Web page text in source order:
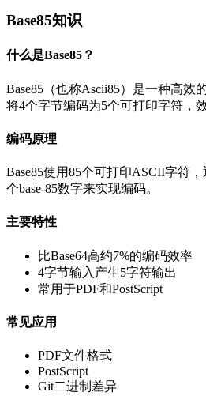
Base85知识
什么是Base85？
Base85（也称Ascii85）是一种高效
将4个字节编码为5个可打印字符，效
编码原理
Base85使用85个可打印ASCII字符
个base-85数字来实现编码。
主要特性
比Base64高约7%的编码效率
4字节输入产生5字符输出
常用于PDF和PostScript
常见应用
PDF文件格式
PostScript
Git二进制差异